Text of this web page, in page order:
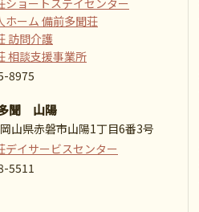
ショートステイセンター
ホーム 備前多聞荘
訪問介護
相談支援事業所
8975
聞 山陽
山県赤磐市山陽1丁目6番3号
デイサービスセンター
5511